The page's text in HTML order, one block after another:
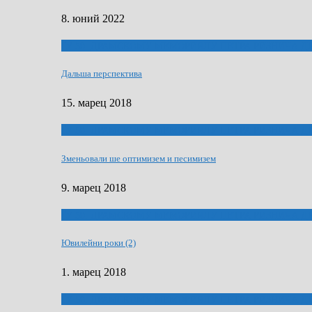
8. юний 2022
Дальша перспектива
15. марец 2018
Зменьовали ше оптимизем и песимизем
9. марец 2018
Ювилейни роки (2)
1. марец 2018